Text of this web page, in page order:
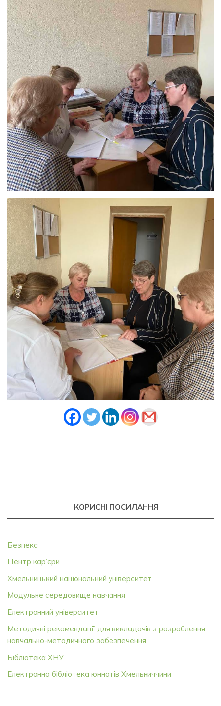
КОРИСНІ ПОСИЛАННЯ
Безпека
Центр кар’єри
Хмельницький національний університет
Модульне середовище навчання
Електронний університет
Методичні рекомендації для викладачів з розроблення
навчально-методичного забезпечення
Бібліотека ХНУ
Електронна бібліотека юннатів Хмельниччини